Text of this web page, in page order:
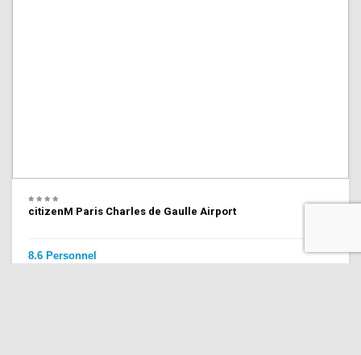
citizenM Paris Charles de Gaulle Airport
8.6 Personnel